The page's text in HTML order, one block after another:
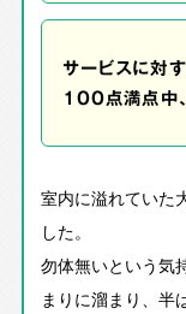
サービスに対
100点満点中、
室内に溢れていた
した。
勿体無いという気
まりに溜まり、半